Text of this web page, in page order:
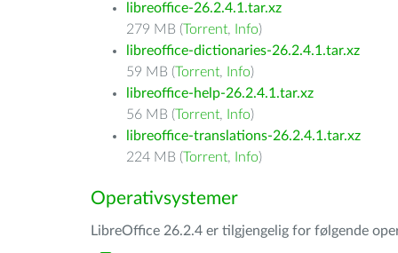
libreoffice-26.2.4.1.tar.xz
279 MB (Torrent, Info)
libreoffice-dictionaries-26.2.4.1.tar.xz
59 MB (Torrent, Info)
libreoffice-help-26.2.4.1.tar.xz
56 MB (Torrent, Info)
libreoffice-translations-26.2.4.1.tar.xz
224 MB (Torrent, Info)
Operativsystemer
LibreOffice 26.2.4 er tilgjengelig for følgende